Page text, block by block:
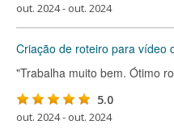
out. 2024 - out. 2024
Criação de roteiro para vídeo
"Trabalha muito bem. Ótimo
5.0
out. 2024 - out. 2024